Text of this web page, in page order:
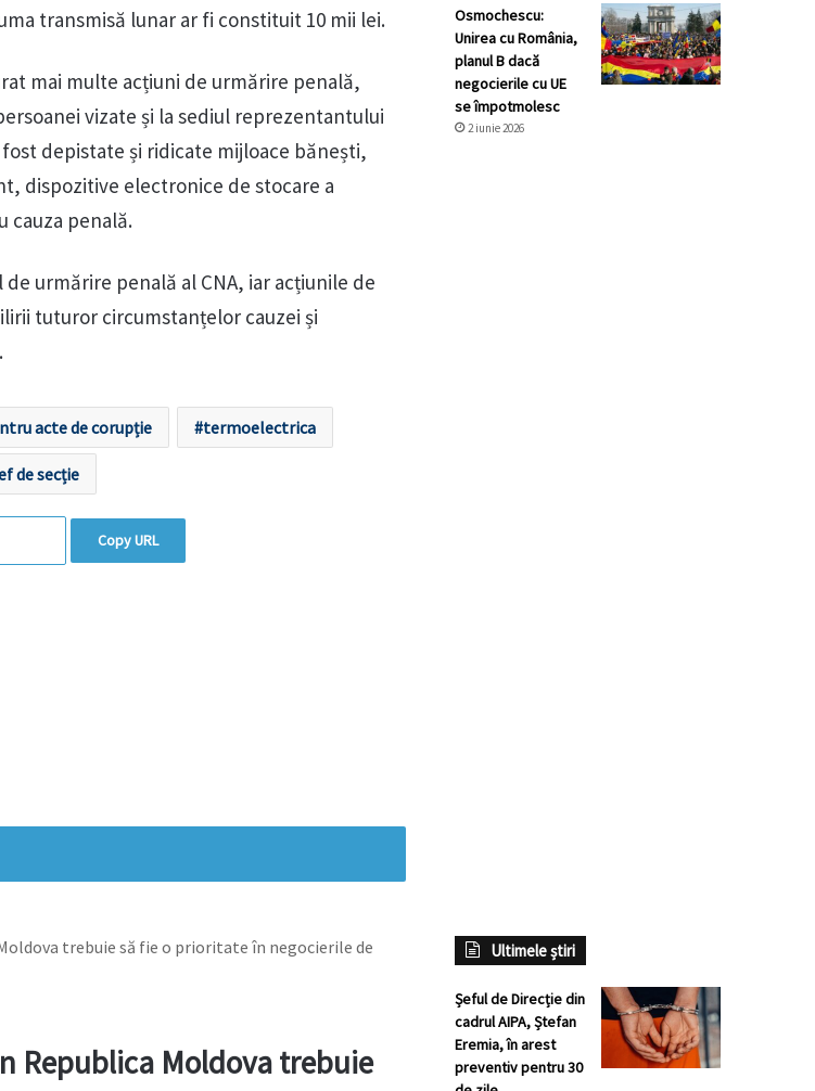
transmisă lunar ar fi constituit 10 mii lei.
mai multe acțiuni de urmărire penală,
vizate și la sediul reprezentantului
depistate și ridicate mijloace bănești,
dispozitive electronice de stocare a
cauza penală.
urmărire penală al CNA, iar acțiunile de
tuturor circumstanțelor cauzei și
acte de corupție termoelectrica
de secție
Copy URL
Osmochescu:
Unirea cu România,
planul B dacă
negocierile cu UE
se împotmolesc
2 iunie 2026